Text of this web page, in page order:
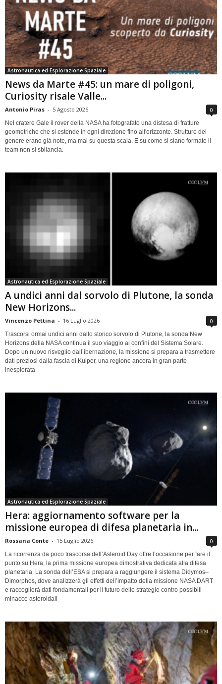
Astronautica ed Esplorazione Spaziale
News da Marte #45: un mare di poligoni,
Curiosity risale Valle...
Antonio Piras - 5 Agosto 2026 0
Nel cratere Gale il rover della NASA ha fotografato una distesa di fratture
geometriche che si estende in ogni direzione fino all'orizzonte. Strutture del
genere erano già note, ma mai su questa scala. E su come si siano formate il
team non si sbilancia.
Astronautica ed Esplorazione Spaziale
A undici anni dal sorvolo di Plutone, la sonda
New Horizons...
Vincenzo Pettina - 16 Luglio 2026 0
Trascorsi ormai undici anni dallo storico sorvolo di Plutone, la sonda New
Horizons della NASA continua il suo viaggio ai confini del Sistema Solare.
Dopo un nuovo risveglio dall’ibernazione, la missione si prepara a trasmettere
dati preziosi dalla fascia di Kuiper, una regione ancora in gran parte
inesplorata
Astronautica ed Esplorazione Spaziale
Hera: aggiornamento software per la
missione europea di difesa planetaria in...
Rossana Conte - 15 Luglio 2026 0
La ricorrenza da poco trascorsa dell’Asteroid Day offre l’occasione per fare il
punto su Hera, la prima missione europea dimostrativa dedicata alla difesa
planetaria. La sonda dell’ESA si prepara a raggiungere il sistema Didymos–
Dimorphos, dove analizzerà gli effetti dell’impatto della missione NASA DART
e raccoglierà dati fondamentali per il futuro delle strategie contro possibili
minacce asteroidali